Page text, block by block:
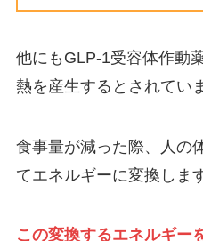
他にもGLP-1受容体作動
熱を産生するとされてい
食事量が減った際、人の
てエネルギーに変換しま
この変換するエネルギー